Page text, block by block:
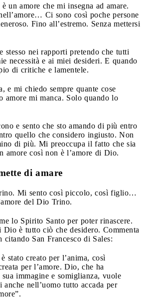
un amore che mi insegna ad amare.
Ci sono così poche persone
Fino all’estremo. Senza mettersi
stesso nei rapporti pretendo che tutti
necessità e ai miei desideri. E quando
di critiche e lamentele.
e mi chiedo sempre quante cose
amore mi manca. Solo quando lo
e sento che sto amando di più entro
quello che considero ingiusto. Non
di più. Mi preoccupa il fatto che sia
amore così non è l’amore di Dio.
di amare
Mi sento così piccolo, così figlio…
del Dio Trino.
lo Spirito Santo per poter rinascere.
Dio è tutto ciò che desidero. Commenta
citando San Francesco di Sales:
stato creato per l’anima, così
per l’amore. Dio, che ha
sua immagine e somiglianza, vuole
nell’uomo tutto accada per